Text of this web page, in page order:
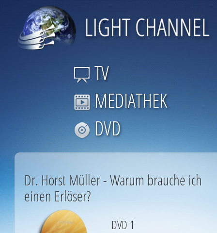
TV
MEDIATHEK
DVD
Dr. Horst Müller - Warum brauche ich
einen Erlöser?
DVD 1